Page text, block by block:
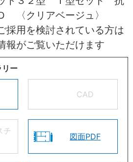
〈クリアベージュ〉
採用を検討されている方は
報がご覧いただけます
リー
CAD
チ
図面PDF